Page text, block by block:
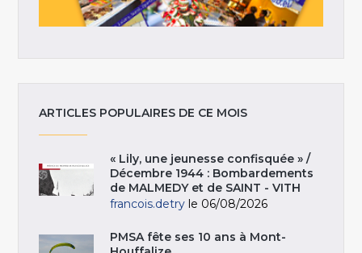
ARTICLES POPULAIRES DE CE MOIS
« Lily, une jeunesse confisquée » /
Décembre 1944 : Bombardements
de MALMEDY et de SAINT - VITH
francois.detry le 06/08/2026
PMSA fête ses 10 ans à Mont-